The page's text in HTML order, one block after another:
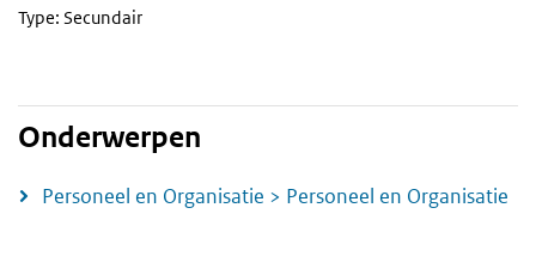
Type: Secundair
Onderwerpen
Personeel en Organisatie > Personeel en Organisatie